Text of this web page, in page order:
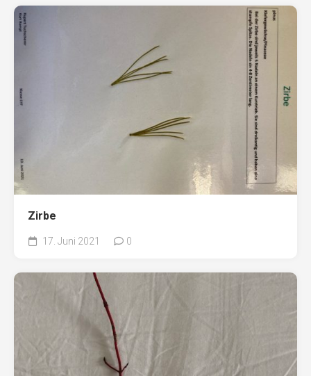
Zirbe
17. Juni 2021 0